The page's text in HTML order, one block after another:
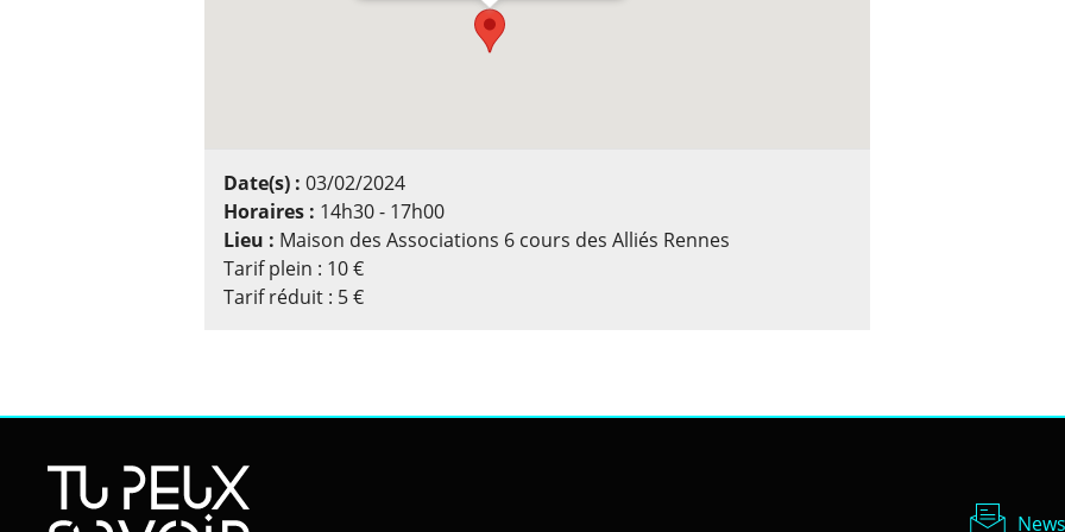
Date(s) : 03/02/2024
Horaires : 14h30 - 17h00
Lieu : Maison des Associations 6 cours des Alliés Rennes
Tarif plein : 10 €
Tarif réduit : 5 €